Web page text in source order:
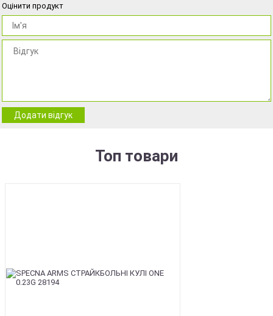
Оцінити продукт
Додати відгук
Топ товари